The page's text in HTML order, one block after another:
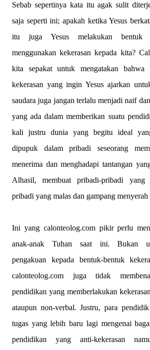
Sebab sepertinya kata itu agak sulit
saja seperti ini; apakah ketika Yesus
itu juga Yesus melakukan bentuk
menggunakan kekerasan kepada kita?
kita sepakat untuk mengatakan
kekerasan yang ingin Yesus ajarkan
saudara juga jangan terlalu menjadi naif
yang ada dalam memberikan suatu
kali justru dunia yang begitu ideal
dipupuk dalam pribadi seseorang
menerima dan menghadapi tantangan
Alhasil, membuat pribadi-pribadi yang
pribadi yang malas dan gampang menyerah
Ini yang calonteolog.com pikir perlu
anak-anak Tuhan saat ini. Bukan
pengakuan kepada bentuk-bentuk
calonteolog.com juga tidak
pendidikan yang memberlakukan
ataupun non-verbal. Justru, para
tugas yang lebih baru lagi mengenai
pendidikan yang anti-kekerasan